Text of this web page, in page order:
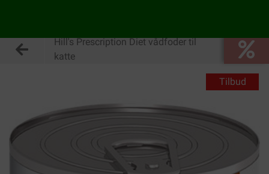
Hill's Prescription Diet vådfoder til
katte
Tilbud